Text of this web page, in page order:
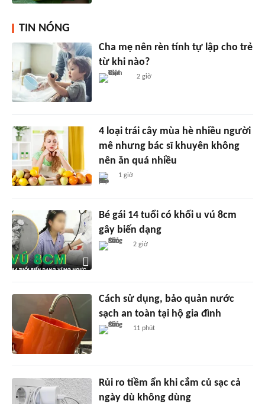
TIN NÓNG
Cha mẹ nên rèn tính tự lập cho trẻ
từ khi nào?
2 giờ
4 loại trái cây mùa hè nhiều người
mê nhưng bác sĩ khuyên không
nên ăn quá nhiều
1 giờ
Bé gái 14 tuổi có khối u vú 8cm
gây biến dạng
2 giờ
Cách sử dụng, bảo quản nước
sạch an toàn tại hộ gia đình
11 phút
Rủi ro tiềm ẩn khi cắm củ sạc cả
ngày dù không dùng